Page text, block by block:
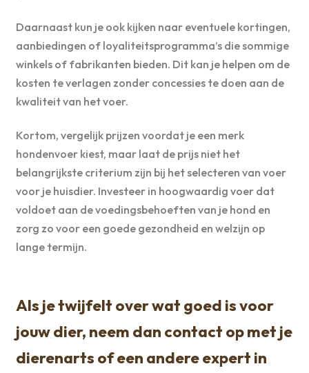
Daarnaast kun je ook kijken naar eventuele kortingen,
aanbiedingen of loyaliteitsprogramma’s die sommige
winkels of fabrikanten bieden. Dit kan je helpen om de
kosten te verlagen zonder concessies te doen aan de
kwaliteit van het voer.
Kortom, vergelijk prijzen voordat je een merk
hondenvoer kiest, maar laat de prijs niet het
belangrijkste criterium zijn bij het selecteren van voer
voor je huisdier. Investeer in hoogwaardig voer dat
voldoet aan de voedingsbehoeften van je hond en
zorg zo voor een goede gezondheid en welzijn op
lange termijn.
Als je twijfelt over wat goed is voor
jouw dier, neem dan contact op met je
dierenarts of een andere expert in